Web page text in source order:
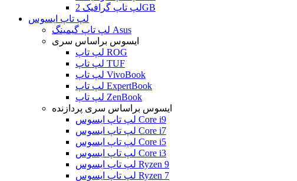
لپ تاپ گرافیک 2GB
لپ تاپ ایسوس
لپ تاپ گیمینگ Asus
ایسوس براساس سری
لپ تاپ ROG
لپ تاپ TUF
لپ تاپ VivoBook
لپ تاپ ExpertBook
لپ تاپ ZenBook
ایسوس براساس سری پردازنده
لپ تاپ ایسوس Core i9
لپ تاپ ایسوس Core i7
لپ تاپ ایسوس Core i5
لپ تاپ ایسوس Core i3
لپ تاپ ایسوس Ryzen 9
لپ تاپ ایسوس Ryzen 7